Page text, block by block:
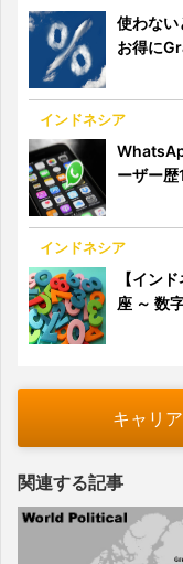
使わない
お得に
インドネシア
ーザー歴
インドネシア
【イン
座 ～ 数
キャリ
関連する記事